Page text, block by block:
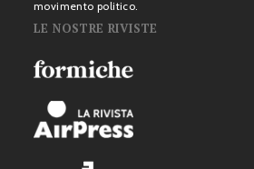
movimento politico.
LE NOSTRE RIVISTE